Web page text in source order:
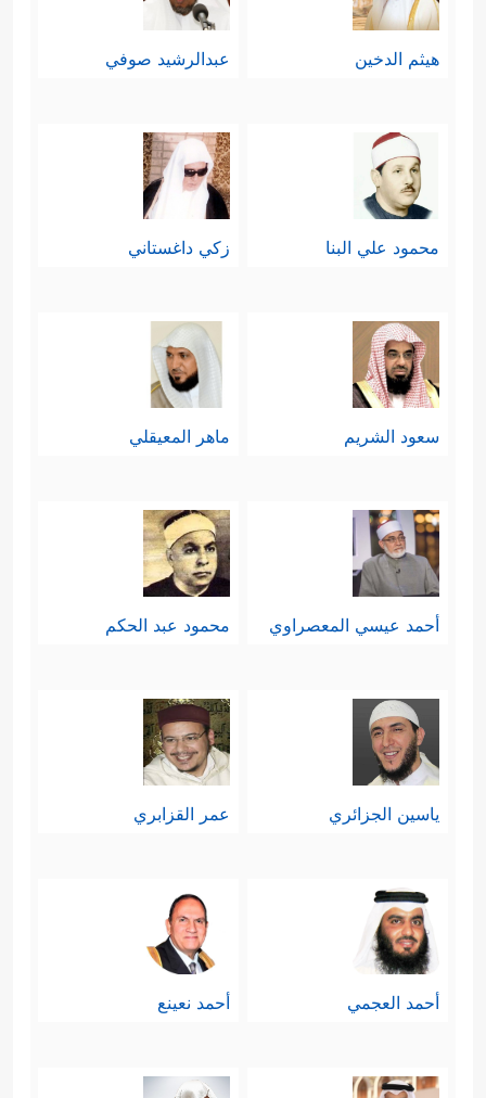
هيثم الدخين عبدالرشيد صوفي
محمود علي البنا زكي داغستاني
سعود الشريم ماهر المعيقلي
أحمد عيسي المعصراوي محمود عبد الحكم
ياسين الجزائري عمر القزابري
أحمد العجمي أحمد نعينع